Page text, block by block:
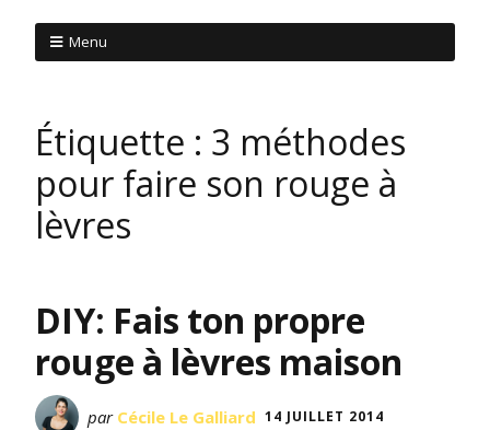
Menu
Étiquette : 3 méthodes
pour faire son rouge à
lèvres
DIY: Fais ton propre
rouge à lèvres maison
par Cécile Le Galliard 14 JUILLET 2014